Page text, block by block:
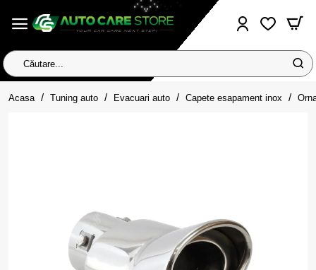
Căutare...
Acasa homeTuning auto Evacuari auto Capete esapament inox